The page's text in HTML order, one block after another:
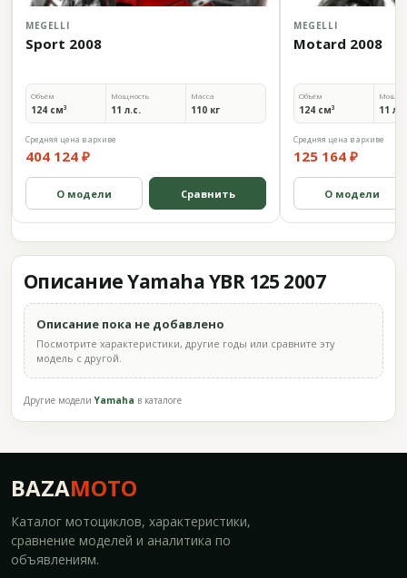
MEGELLI
Sport 2008
Объём
124 см³
Мощность
11 л.с.
Масса
110 кг
Средняя цена в архиве
404 124 ₽
О модели Сравнить
MEGELLI
Motard 2008
Объём
124 см³ 11
Средняя цена в архиве
125 164 ₽
О модели
Описание Yamaha YBR 125 2007
Описание пока не добавлено
Посмотрите характеристики, другие годы или сравните эту
модель с другой.
Другие моделиYamaha в каталоге
BAZAMOTO
Каталог мотоциклов, характеристики,
сравнение моделей и аналитика по
объявлениям.